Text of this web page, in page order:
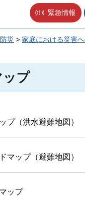
緊急情報
防災 > 家庭における災害へ
プ
プ（洪水避難地図）
マップ（避難地図）
ップ